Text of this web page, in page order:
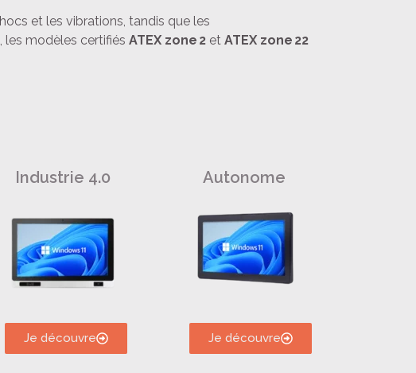
et les vibrations, tandis que les
les modèles certifiés ATEX zone 2 et ATEX zone 22
Industrie 4.0 Autonome
Je découvre Je découvre